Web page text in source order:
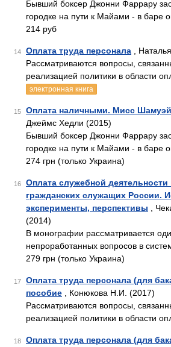
Бывший боксер Джонни Фаррару
городке на пути к Майами - в баре
214 руб
14 Оплата труда персонала ,
Рассматриваются вопросы,
реализацией политики в области
электронная книга
15 Оплата наличными. Мисс
Джеймс Хедли (2015)
Бывший боксер Джонни Фаррару
городке на пути к Майами - в баре
274 грн (только Украина)
16
Оплата служебной деятельности
гражданских служащих России.
эксперименты, перспективы ,
(2014)
В монографии рассматривается
непроработанных вопросов в
279 грн (только Украина)
17
Оплата труда персонала (для
пособие , Конюкова Н.И. (2017)
Рассматриваются вопросы,
реализацией политики в области
18
Оплата труда персонала (для